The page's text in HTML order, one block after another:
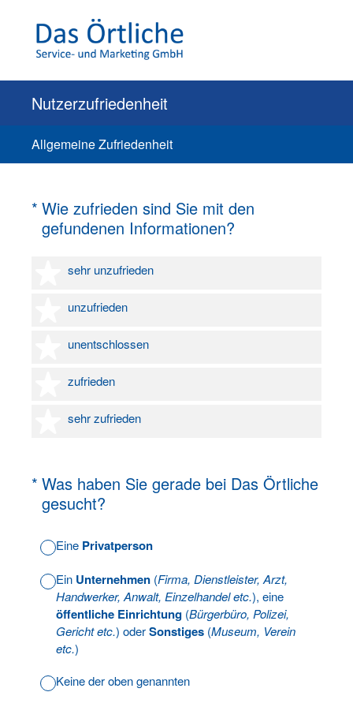
Nutzerzufriedenheit
Allgemeine Zufriedenheit
* Wie zufrieden sind Sie mit den
gefundenen Informationen?
(Erforderlich.)
sehr unzufrieden
1 Stern
unzufrieden
2 Sterne
unentschlossen
3 Sterne
zufrieden
4 Sterne
sehr zufrieden
5 Sterne
* Was haben Sie gerade bei Das Örtliche
gesucht?
(Erforderlich.)
Eine Privatperson
Ein Unternehmen (Firma, Dienstleister, Arzt,
Handwerker, Anwalt, Einzelhandel etc.), eine
öffentliche Einrichtung (Bürgerbüro, Polizei,
Gericht etc.) oderSonstiges (Museum, Verein
etc.)
Keine der oben genannten